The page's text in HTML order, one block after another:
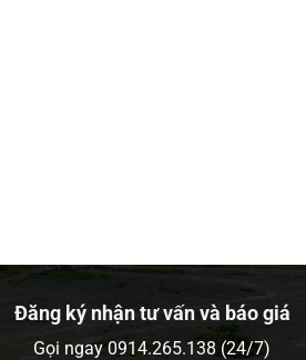
Đăng ký nhận tư vấn và báo giá
Gọi ngay 0914.265.138 (24/7)